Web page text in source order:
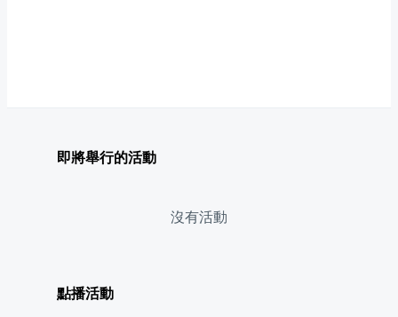
即將舉行的活動
沒有活動
點播活動